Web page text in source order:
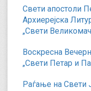
Свети апостоли
Архиерејска
„Свети
Воскресна
„Свети Петар и
Раѓање на Свети